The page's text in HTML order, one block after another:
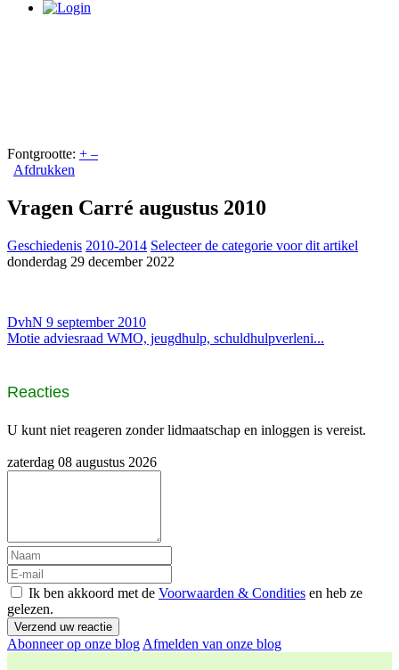
Fontgrootte: + –
Afdrukken
Vragen Carré augustus 2010
Geschiedenis 2010-2014 Selecteer de categorie voor dit artikel
donderdag 29 december 2022
DvhN 9 september 2010
Motie adviesraad WMO, jeugdhulp, schuldhulpverleni...
Reacties
U kunt niet reageren zonder lidmaatschap en inloggen is vereist.
zaterdag 08 augustus 2026
Ik ben akkoord met de Voorwaarden & Condities en heb ze
gelezen.
Verzend uw reactie
Abonneer op onze blog Afmelden van onze blog